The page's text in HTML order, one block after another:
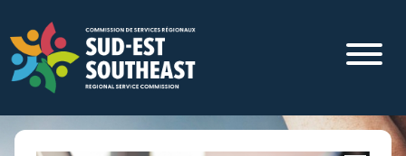
contenu
principal